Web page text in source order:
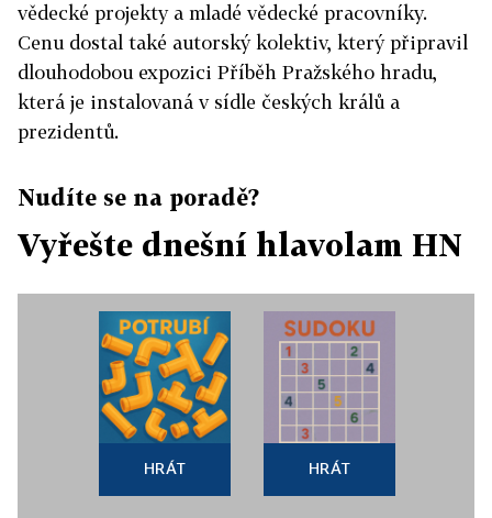
vědecké projekty a mladé vědecké pracovníky.
Cenu dostal také autorský kolektiv, který připravil
dlouhodobou expozici Příběh Pražského hradu,
která je instalovaná v sídle českých králů a
prezidentů.
Nudíte se na poradě?
Vyřešte dnešní hlavolam HN
HRÁT HRÁT